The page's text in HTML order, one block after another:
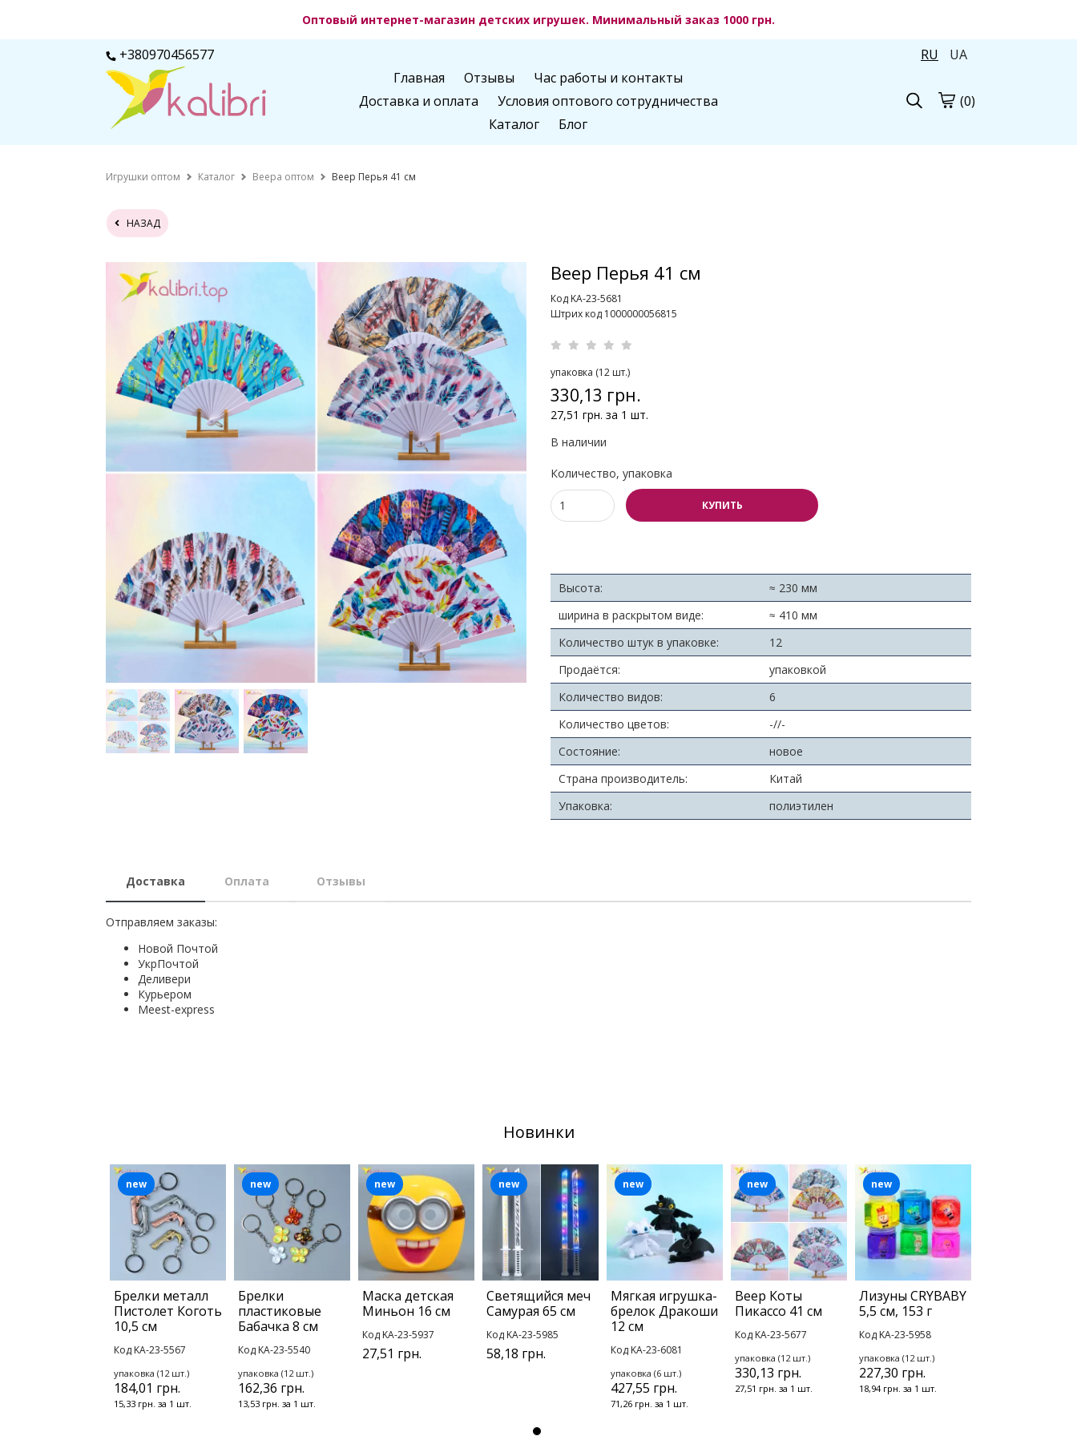
Оптовый интернет-магазин детских игрушек. Минимальный заказ 1000 грн.
+380970456577 RU
UA
Главная
Отзывы
Час работы и контакты
Доставка и оплата
Условия оптового сотрудничества
Каталог
Блог
(0)
Игрушки оптом Каталог Веера оптом Веер Перья 41 см
НАЗАД
Веер Перья 41 см
Код KA-23-5681
Штрих код 1000000056815
упаковка (12 шт.)
330,13 грн.
27,51 грн. за 1 шт.
В наличии
Количество, упаковка
КУПИТЬ
Высота:
≈ 230 мм
ширина в раскрытом виде:
≈ 410 мм
Количество штук в упаковке:
12
Продаётся:
упаковкой
Количество видов:
6
Количество цветов:
-//-
Состояние:
новое
Страна производитель:
Китай
Упаковка:
полиэтилен
Доставка Оплата Отзывы
Отправляем заказы:
Новой Почтой
УкрПочтой
Деливери
Курьером
Мeest-express
Новинки
Брелки металл
Пистолет Коготь
10,5 см
Код KA-23-5567
упаковка (12 шт.)
184,01 грн.
15,33 грн. за 1 шт.
new
Брелки
пластиковые
Бабачка 8 см
Код KA-23-5540
упаковка (12 шт.)
162,36 грн.
13,53 грн. за 1 шт.
new
Маска детская
Миньон 16 см
Код KA-23-5937
27,51 грн.
new
Светящийся меч
Самурая 65 см
Код KA-23-5985
58,18 грн.
new
Мягкая игрушка-
брелок Дракоши
12 см
Код KA-23-6081
упаковка (6 шт.)
427,55 грн.
71,26 грн. за 1 шт.
new
Веер Коты
Пикассо 41 см
Код KA-23-5677
упаковка (12 шт.)
330,13 грн.
27,51 грн. за 1 шт.
new
Лизуны CRYBABY
5,5 см, 153 г
Код KA-23-5958
упаковка (12 шт.)
227,30 грн.
18,94 грн. за 1 шт.
new